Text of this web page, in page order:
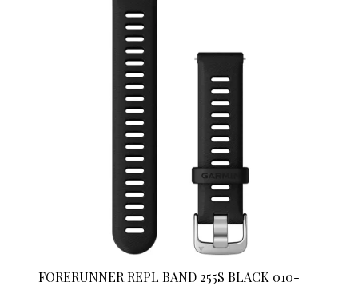
FORERUNNER REPL BAND 255S BLACK 010-